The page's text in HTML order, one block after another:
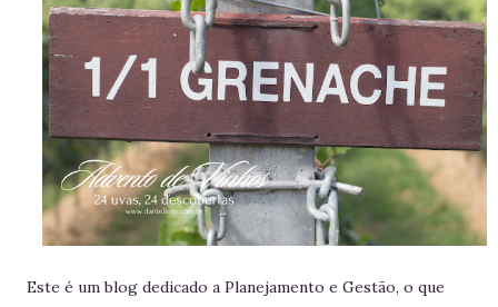
Este é um blog dedicado a Planejamento e Gestão, o que